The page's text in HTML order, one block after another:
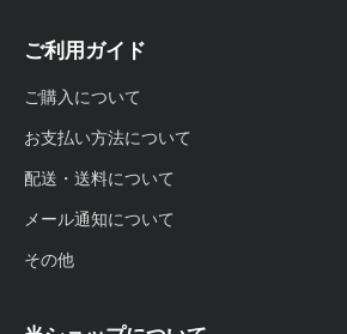
ご利用ガイド
ご購入について
お支払い方法について
配送・送料について
メール通知について
その他